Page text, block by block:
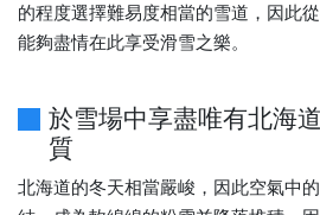
的程度選擇難易度相當的雪道，因此
能夠盡情在此享受滑雪之樂。
於雪場中享盡唯有北海
質
北海道的冬天相當嚴峻，因此空氣中